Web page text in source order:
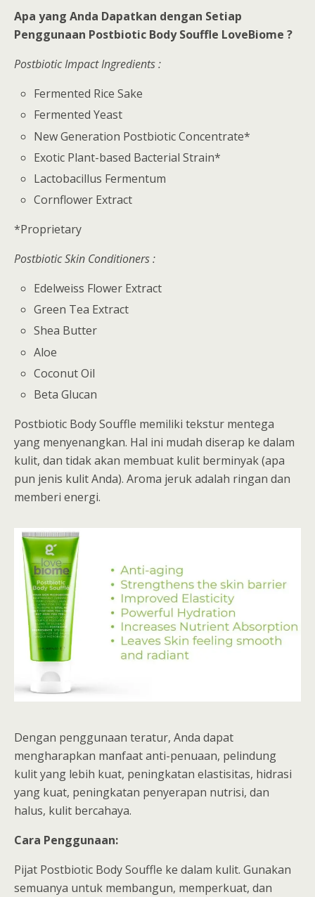
Apa yang Anda Dapatkan dengan Setiap
Penggunaan Postbiotic Body Souffle LoveBiome ?
Postbiotic Impact Ingredients :
Fermented Rice Sake
Fermented Yeast
New Generation Postbiotic Concentrate*
Exotic Plant-based Bacterial Strain*
Lactobacillus Fermentum
Cornflower Extract
*Proprietary
Postbiotic Skin Conditioners :
Edelweiss Flower Extract
Green Tea Extract
Shea Butter
Aloe
Coconut Oil
Beta Glucan
Postbiotic Body Souffle memiliki tekstur mentega
yang menyenangkan. Hal ini mudah diserap ke dalam
kulit, dan tidak akan membuat kulit berminyak (apa
pun jenis kulit Anda). Aroma jeruk adalah ringan dan
memberi energi.
Dengan penggunaan teratur, Anda dapat
mengharapkan manfaat anti-penuaan, pelindung
kulit yang lebih kuat, peningkatan elastisitas, hidrasi
yang kuat, peningkatan penyerapan nutrisi, dan
halus, kulit bercahaya.
Cara Penggunaan:
Pijat Postbiotic Body Souffle ke dalam kulit. Gunakan
semuanya untuk membangun, memperkuat, dan